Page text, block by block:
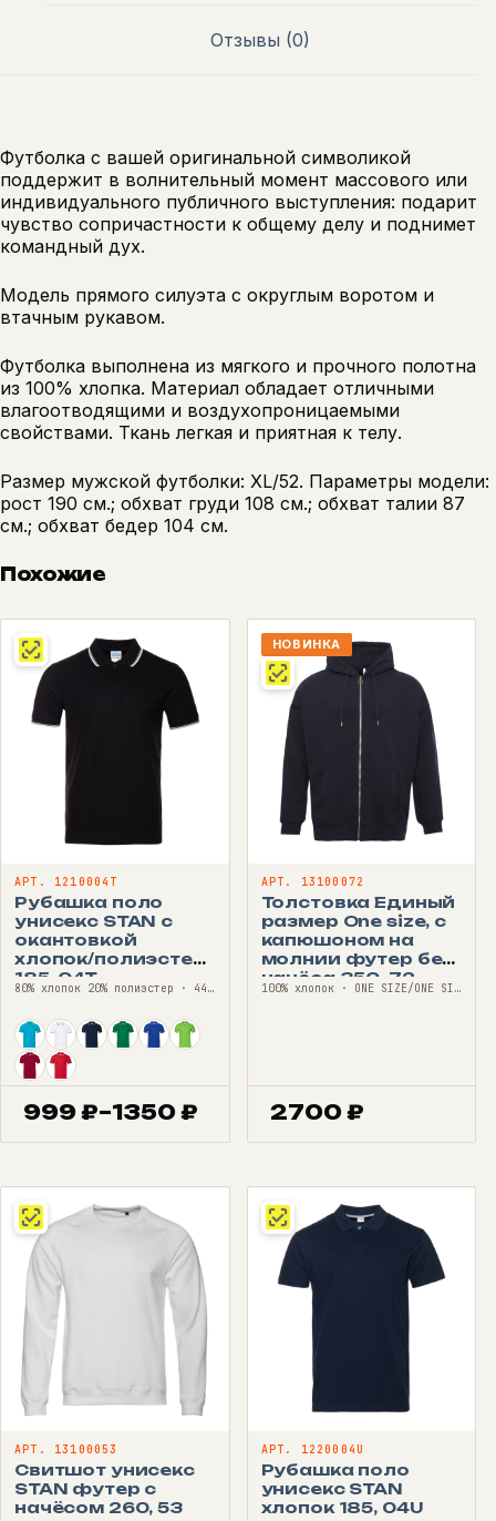
Отзывы (0)
Футболка с вашей оригинальной символикой
поддержит в волнительный момент массового или
индивидуального публичного выступления: подарит
чувство сопричастности к общему делу и поднимет
командный дух.
Модель прямого силуэта с округлым воротом и
втачным рукавом.
Футболка выполнена из мягкого и прочного полотна
из 100% хлопка. Материал обладает отличными
влагоотводящими и воздухопроницаемыми
свойствами. Ткань легкая и приятная к телу.
Размер мужской футболки: XL/52. Параметры модели:
рост 190 см.; обхват груди 108 см.; обхват талии 87
см.; обхват бедер 104 см.
Похожие
АРТ. 1210004T
Рубашка поло
унисекс STAN с
окантовкой
хлопок/полиэстер
185, 04T
80% хлопок 20% полиэстер · 44—60
999₽–1350 ₽
Диапазон
цен:
–
1350 ₽
НОВИНКА
АРТ. 13100072
Толстовка Единый
размер One size, с
капюшоном на
молнии футер без
начёса 350, 72
100% хлопок · ONE SIZE/ONE SIZE
2700 ₽
АРТ. 13100053
Свитшот унисекс
STAN футер с
начёсом 260, 53
АРТ. 1220004U
Рубашка поло
унисекс STAN
хлопок 185, 04U